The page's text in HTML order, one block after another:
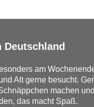
am
Alt gerne besucht.
machen
das macht Spaß.